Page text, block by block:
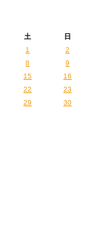
土
日
1
2
8
9
15
16
22
23
29
30